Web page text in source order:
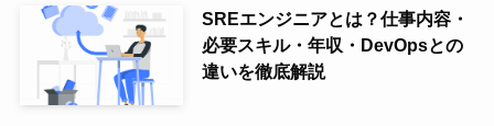
SREエンジニアとは？仕事内容・
必要スキル・年収・DevOpsとの
違いを徹底解説